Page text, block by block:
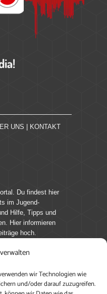
wir Technologien wie
und/oder darauf zuzugreifen.
UNS KONTAKT
Du findest hier
im Jugend-
Hilfe, Tipps und
Hier informieren
hoch.
Sammel
Perspektive und